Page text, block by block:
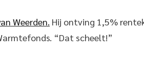
Weerden. Hij ontving 1,5%
“Dat scheelt!”